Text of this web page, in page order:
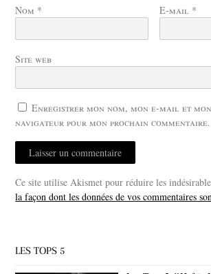
Nom * E-mail *
Site web
Enregistrer mon nom, mon e-mail et
navigateur pour mon prochain commentaire.
Ce site utilise Akismet pour réduire les
la façon dont les données de vos commentaires
LES TOPS 5